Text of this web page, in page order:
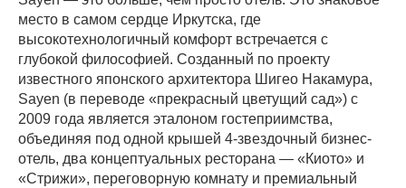
место в самом сердце Иркутска, где
высокотехнологичный комфорт встречается с
глубокой философией. Созданный по проекту
известного японского архитектора Шигео Накамура,
Sayen (в переводе «прекрасный цветущий сад») с
2009 года является эталоном гостеприимства,
объединяя под одной крышей 4-звездочный бизнес-
отель, два концептуальных ресторана — «Киото» и
«Стрижи», переговорную комнату и премиальный